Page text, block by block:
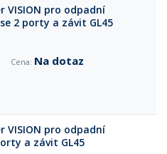
VISION pro odpadní
2 porty a závit GL45
Na dotaz
VISION pro odpadní
a závit GL45